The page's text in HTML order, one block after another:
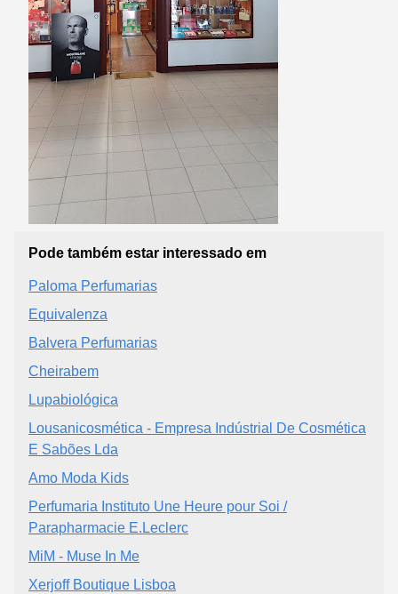
Pode também estar interessado em
Paloma Perfumarias
Equivalenza
Balvera Perfumarias
Cheirabem
Lupabiológica
Lousanicosmética - Empresa Indústrial De Cosmética
E Sabões Lda
Amo Moda Kids
Perfumaria Instituto Une Heure pour Soi /
Parapharmacie E.Leclerc
MiM - Muse In Me
Xerjoff Boutique Lisboa